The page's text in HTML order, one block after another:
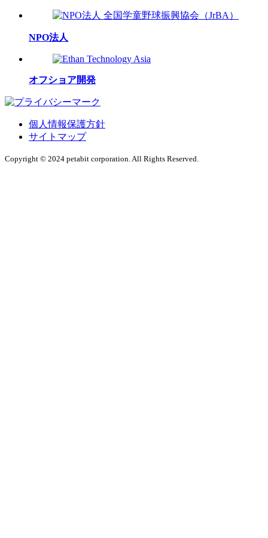
NPO法人
オフショア開発
個人情報保護方針
サイトマップ
Copyright © 2024 petabit corporation. All Rights Reserved.